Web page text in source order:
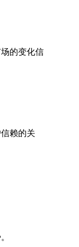
的变化信
赖的关